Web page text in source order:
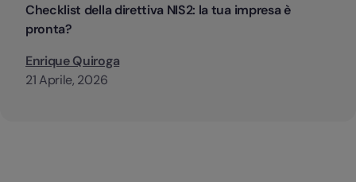
Checklist della direttiva NIS2: la tua impresa è
pronta?
Enrique Quiroga
21 Aprile, 2026